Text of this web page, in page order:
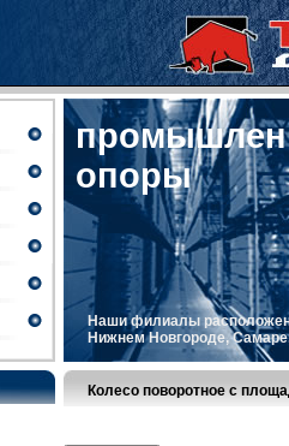
опоры
Наши филиалы
Нижнем Новгороде,
Колесо поворотное с